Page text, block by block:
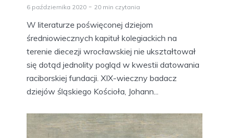
6 października 2020 20 min czytania
W literaturze poświęconej dziejom
średniowiecznych kapituł kolegiackich na
terenie diecezji wrocławskiej nie ukształtował
się dotąd jednolity pogląd w kwestii datowania
raciborskiej fundacji. XIX-wieczny badacz
dziejów śląskiego Kościoła, Johann...